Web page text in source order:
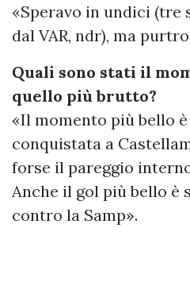
«Speravo in undici (tre
dal VAR, ndr), ma
Quali sono stati il
quello più brutto?
«Il momento più bello
conquistata a
forse il pareggio
Anche il gol più bello è
contro la Samp».